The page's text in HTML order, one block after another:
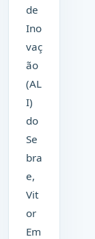
de
Ino
vaç
ão
(AL
I)
do
Se
bra
e,
Vit
or
Em